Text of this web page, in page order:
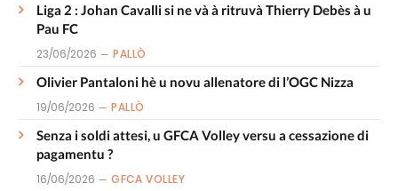
Liga 2 : Johan Cavalli si ne và à ritruvà Thierry Debès à u
Pau FC
23/06/2026 PALLÒ
Olivier Pantaloni hè u novu allenatore di l’OGC Nizza
19/06/2026 PALLÒ
Senza i soldi attesi, u GFCA Volley versu a cessazione di
pagamentu ?
16/06/2026 GFCA VOLLEY